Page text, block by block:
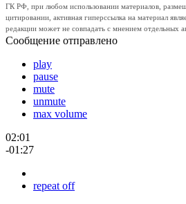
ГК РФ, при любом использовании материалов,
цитировании, активная гиперссылка на материал
редакции может не совпадать с мнением отдельных
Сообщение отправлено
play
pause
mute
unmute
max volume
02:01
-01:27
repeat off